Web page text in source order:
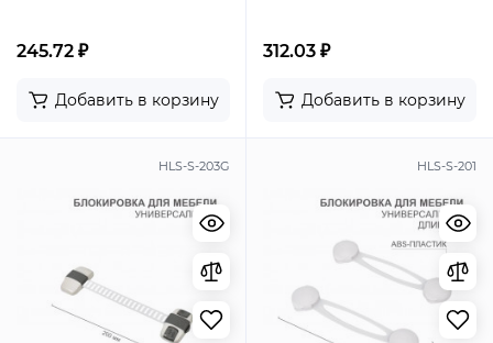
245.72 ₽
Добавить в корзину
312.03 ₽
Добавить в корзину
HLS-S-203G HLS-S-201